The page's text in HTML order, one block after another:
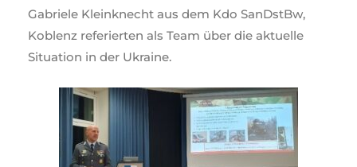
Gabriele Kleinknecht aus dem Kdo SanDstBw,
Koblenz referierten als Team über die aktuelle
Situation in der Ukraine.